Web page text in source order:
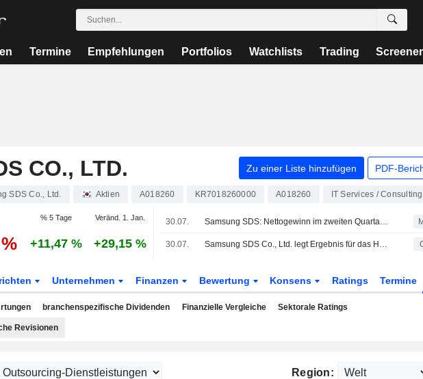
Termine Empfehlungen Portfolios Watchlists Trading Screener
CO., LTD. Zu einer Liste hinzufügen PDF-
SDS Co., Ltd. Aktien A018260 KR7018260000 A018260 IT Services / Consulting
% 5 Tage Veränd. 1. Jan.
+11,47 % +29,15 %
30.07. Samsung SDS: Nettogewinn im zweiten Quartal steigt um 5%
30.07. Samsung SDS Co., Ltd. legt Ergebnis für das Halbjahr bis zum 30. Juni 2026 vor
Unternehmen Finanzen Bewertung Konsens Ratings Termine
branchenspezifische Dividenden Finanzielle Vergleiche Sektorale Ratings
Revisionen
Region: